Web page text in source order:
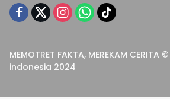
MEMOTRET FAKTA, MEREKAM
indonesia 2024